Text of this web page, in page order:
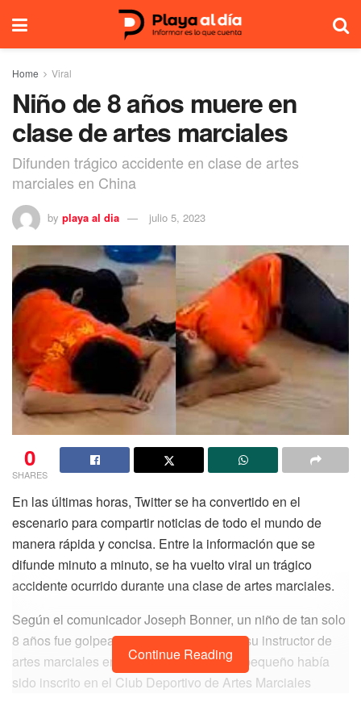
Home Viral
Niño de 8 años muere en
clase de artes marciales
Difunden trágico accidente en clase de artes
marciales en China
by playa al dia julio 5, 2023
0
SHARES
En las últimas horas, Twitter se ha convertido en el
escenario para compartir noticias de todo el mundo de
manera rápida y concisa. Entre la información que se
difunde minuto a minuto, se ha vuelto viral un trágico
accidente ocurrido durante una clase de artes marciales.
Según el comunicador Joseph Bonner, un niño de tan solo
8 años fue golpeado hasta la muerte por su instructor de
artes marciales en su primera sesión. El pequeño había
sido inscrito en el Club Deportivo de Artes Marciales
Continue Reading